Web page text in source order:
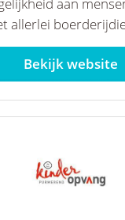
allerlei